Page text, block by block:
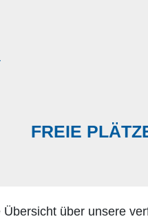
FREIE
über unsere